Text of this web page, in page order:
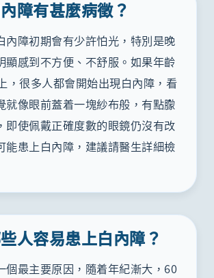
障有甚麼病徵？
內障初期會有少許怕光，特別是晚
顯感到不方便、不舒服。如果年齡
，很多人都會開始出現白內障，看
就像眼前蓋着一塊紗布般，有點朦
即使佩戴正確度數的眼鏡仍沒有改
能患上白內障，建議請醫生詳細檢
人容易患上白內障？
個最主要原因，隨着年紀漸大，60